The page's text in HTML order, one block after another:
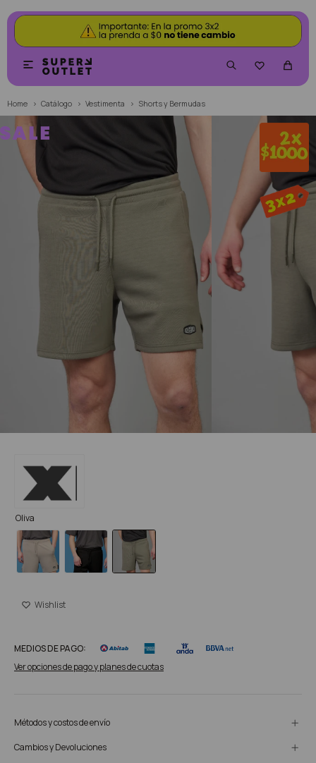


Home Catálogo Vestimenta Shorts y Bermudas
Oliva
MEDIOS DE PAGO:
Ver opciones de pago y planes de cuotas
Métodos y costos de envío
Cambios y Devoluciones